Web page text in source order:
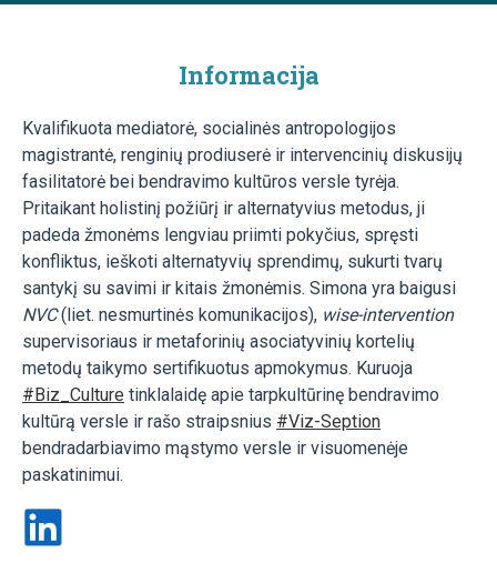
Informacija
Kvalifikuota mediatorė, socialinės antropologijos
magistrantė, renginių prodiuserė ir intervencinių diskusijų
fasilitatorė bei bendravimo kultūros versle tyrėja.
Pritaikant holistinį požiūrį ir alternatyvius metodus, ji
padeda žmonėms lengviau priimti pokyčius, spręsti
konfliktus, ieškoti alternatyvių sprendimų, sukurti tvarų
santykį su savimi ir kitais žmonėmis. Simona yra baigusi
NVC(liet. nesmurtinės komunikacijos), wise-intervention
supervisoriaus ir metaforinių asociatyvinių kortelių
metodų taikymo sertifikuotus apmokymus. Kuruoja
#Biz_Culture tinklalaidę apie tarpkultūrinę bendravimo
kultūrą versle ir rašo straipsnius #Viz-Seption
bendradarbiavimo mąstymo versle ir visuomenėje
paskatinimui.